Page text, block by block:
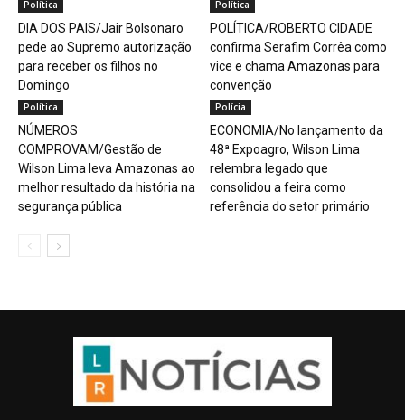
Política
DIA DOS PAIS/Jair Bolsonaro
pede ao Supremo autorização
para receber os filhos no
Domingo
Política
POLÍTICA/ROBERTO CIDADE
confirma Serafim Corrêa como
vice e chama Amazonas para
convenção
Política
NÚMEROS
COMPROVAM/Gestão de
Wilson Lima leva Amazonas ao
melhor resultado da história na
segurança pública
Polícia
ECONOMIA/No lançamento da
48ª Expoagro, Wilson Lima
relembra legado que
consolidou a feira como
referência do setor primário